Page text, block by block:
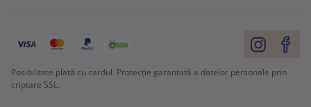
Posibilitate plată cu cardul. Protecție garantată a datelor personale prin
criptare SSL.